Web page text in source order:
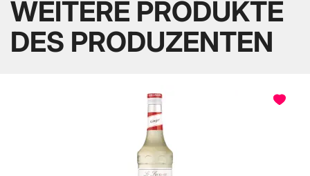
WEITERE PRODUKTE
DES PRODUZENTEN